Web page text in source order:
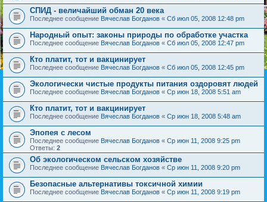
СПИД - величайший обман 20 века
Последнее сообщение Вячеслав Богданов « Сб июл 05, 2008 12:48 pm
Народный опыт: законы природы по обработке участка
Последнее сообщение Вячеслав Богданов « Сб июл 05, 2008 12:47 pm
Кто платит, тот и вакцинирует
Последнее сообщение Вячеслав Богданов « Сб июл 05, 2008 12:45 pm
Экологически чистые продукты питания оздоровят людей
Последнее сообщение Вячеслав Богданов « Ср июн 18, 2008 5:51 am
Кто платит, тот и вакцинирует
Последнее сообщение Вячеслав Богданов « Ср июн 18, 2008 5:48 am
Эпопея с лесом
Последнее сообщение Вячеслав Богданов « Ср июн 11, 2008 9:25 pm
Ответы: 2
Об экологическом сельском хозяйстве
Последнее сообщение Вячеслав Богданов « Ср июн 11, 2008 9:20 pm
Безопасные альтернативы токсичной химии
Последнее сообщение Вячеслав Богданов « Ср июн 11, 2008 9:19 pm